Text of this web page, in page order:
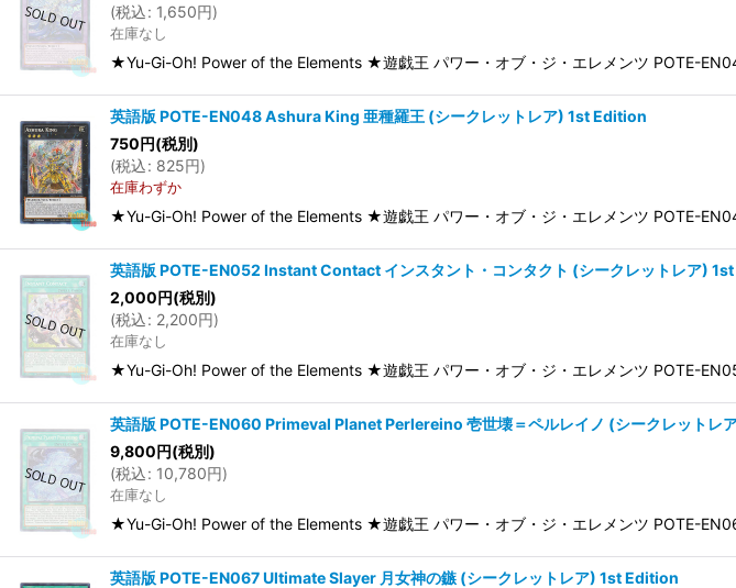
(税込: 1,650円)
在庫なし
★Yu-Gi-Oh! Power of the Elements ★遊戯王 パワー・オブ・ジ・エレメンツ POTE-
英語版 POTE-EN048 Ashura King 亜種羅王 (シークレットレア) 1st Edition
750円(税別)
(税込: 825円)
在庫わずか
★Yu-Gi-Oh! Power of the Elements ★遊戯王 パワー・オブ・ジ・エレメンツ POTE-
英語版 POTE-EN052 Instant Contact インスタント・コンタクト (シークレットレア)
2,000円(税別)
(税込: 2,200円)
在庫なし
★Yu-Gi-Oh! Power of the Elements ★遊戯王 パワー・オブ・ジ・エレメンツ POTE-
英語版 POTE-EN060 Primeval Planet Perlereino 壱世壊＝ペルレイノ (シークレットレ
9,800円(税別)
(税込: 10,780円)
在庫なし
★Yu-Gi-Oh! Power of the Elements ★遊戯王 パワー・オブ・ジ・エレメンツ POTE-
英語版 POTE-EN067 Ultimate Slayer 月女神の鏃 (シークレットレア) 1st Edition